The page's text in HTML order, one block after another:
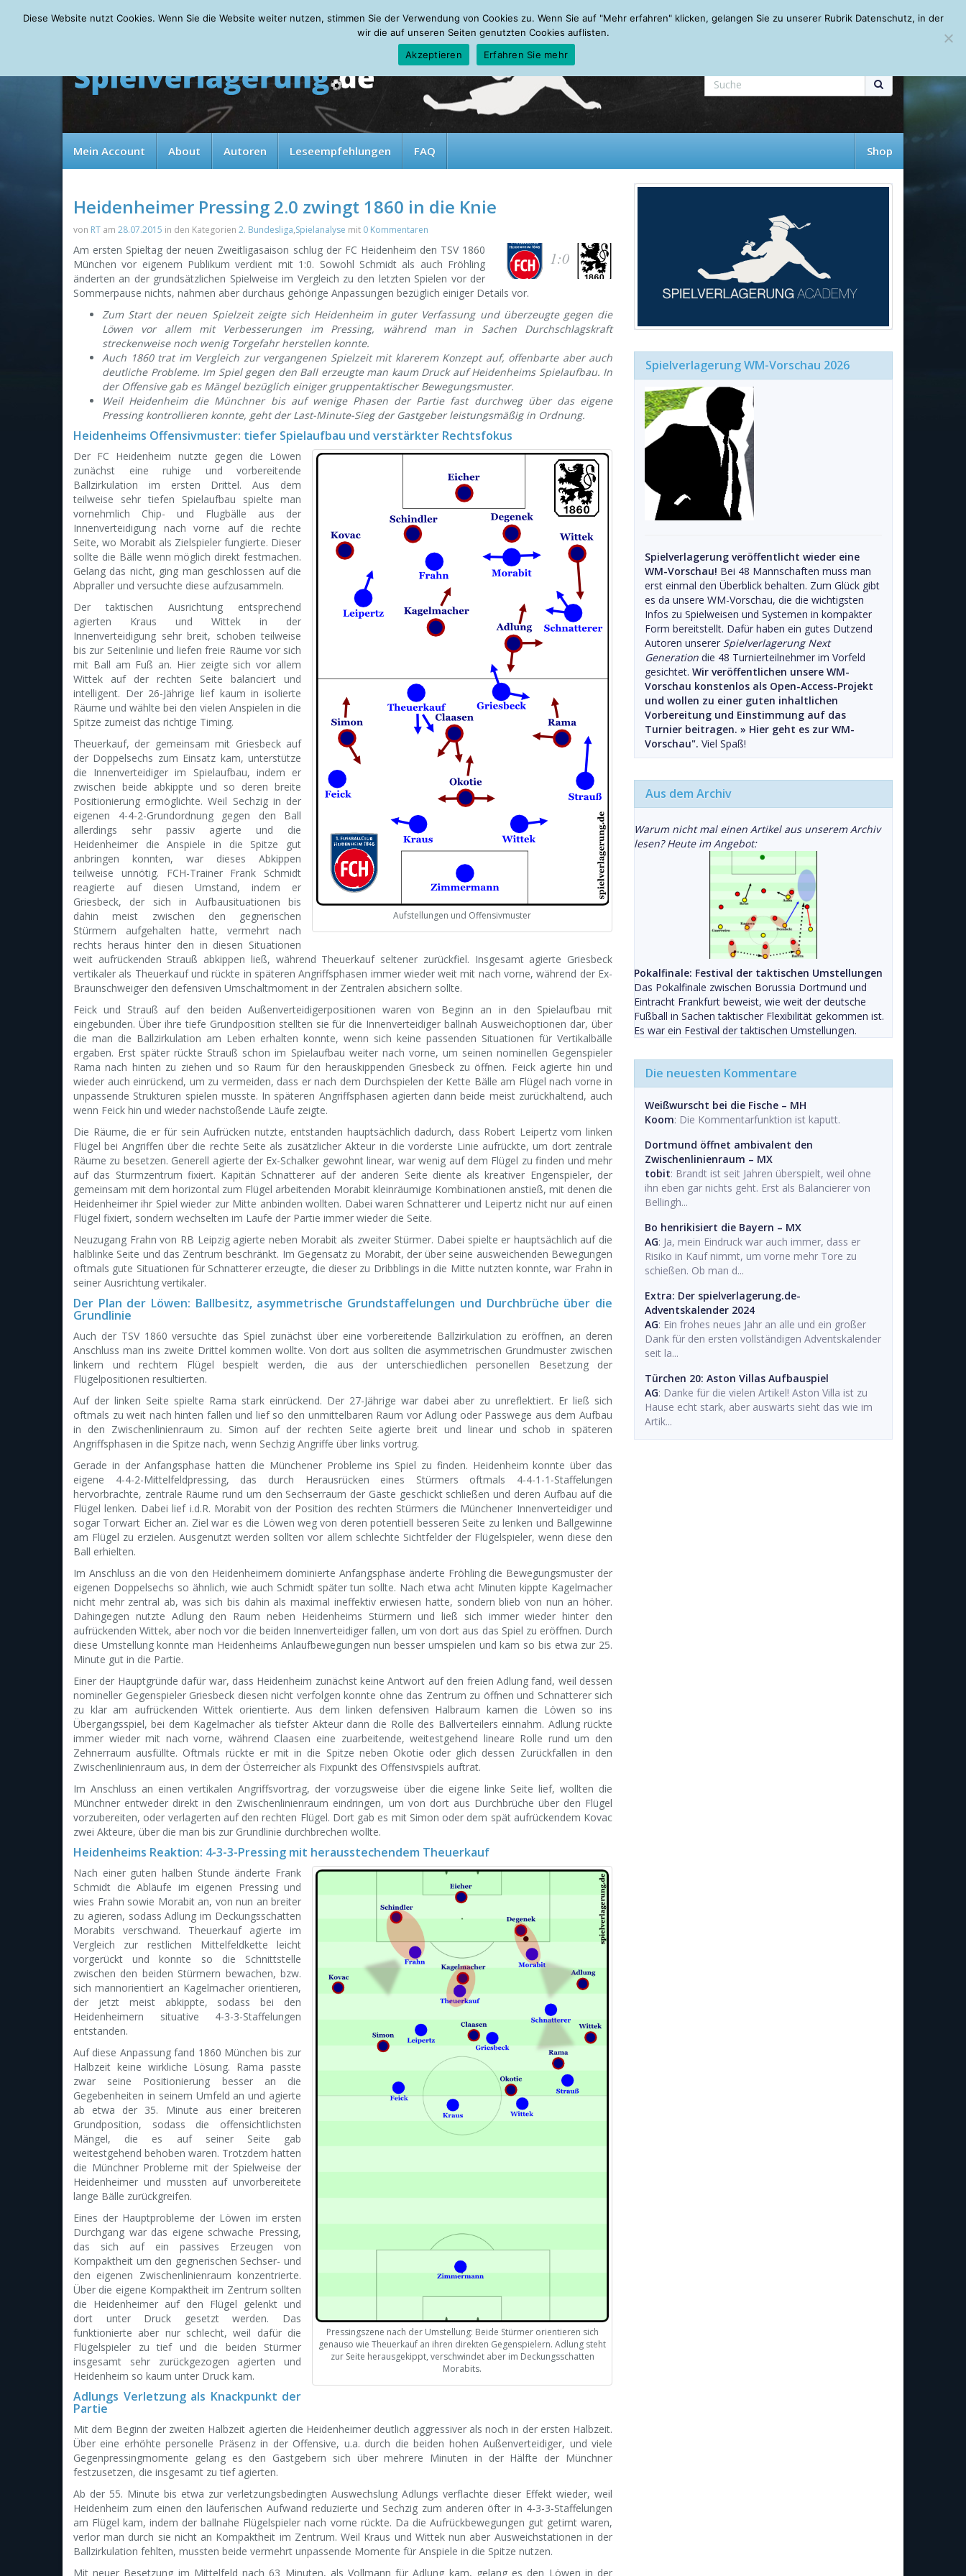
Friday, 07.08.2026 Mein Account About Autoren Leseempfehlungen FAQ
Mein Account About Autoren Leseempfehlungen FAQ Shop
Heidenheimer Pressing 2.0 zwingt 1860 in die Knie
von RT am 28.07.2015 in den Kategorien 2. Bundesliga,Spielanalyse mit 0 Kommentaren
1:0
Am ersten Spieltag der neuen Zweitligasaison schlug der FC Heidenheim den TSV 1860
München vor eigenem Publikum verdient mit 1:0. Sowohl Schmidt als auch Fröhling
änderten an der grundsätzlichen Spielweise im Vergleich zu den letzten Spielen vor der
Sommerpause nichts, nahmen aber durchaus gehörige Anpassungen bezüglich einiger Details vor.
Zum Start der neuen Spielzeit zeigte sich Heidenheim in guter Verfassung und überzeugte gegen die
Löwen vor allem mit Verbesserungen im Pressing, während man in Sachen Durchschlagskraft
streckenweise noch wenig Torgefahr herstellen konnte.
Auch 1860 trat im Vergleich zur vergangenen Spielzeit mit klarerem Konzept auf, offenbarte aber auch
deutliche Probleme. Im Spiel gegen den Ball erzeugte man kaum Druck auf Heidenheims Spielaufbau. In
der Offensive gab es Mängel bezüglich einiger gruppentaktischer Bewegungsmuster.
Weil Heidenheim die Münchner bis auf wenige Phasen der Partie fast durchweg über das eigene
Pressing kontrollieren konnte, geht der Last-Minute-Sieg der Gastgeber leistungsmäßig in Ordnung.
Heidenheims Offensivmuster: tiefer Spielaufbau und verstärkter Rechtsfokus
Aufstellungen und Offensivmuster
Der FC Heidenheim nutzte gegen die Löwen
zunächst eine ruhige und vorbereitende
Ballzirkulation im ersten Drittel. Aus dem
teilweise sehr tiefen Spielaufbau spielte man
vornehmlich Chip- und Flugbälle aus der
Innenverteidigung nach vorne auf die rechte
Seite, wo Morabit als Zielspieler fungierte. Dieser
sollte die Bälle wenn möglich direkt festmachen.
Gelang das nicht, ging man geschlossen auf die
Abpraller und versuchte diese aufzusammeln.
Der taktischen Ausrichtung entsprechend
agierten Kraus und Wittek in der
Innenverteidigung sehr breit, schoben teilweise
bis zur Seitenlinie und liefen freie Räume vor sich
mit Ball am Fuß an. Hier zeigte sich vor allem
Wittek auf der rechten Seite balanciert und
intelligent. Der 26-Jährige lief kaum in isolierte
Räume und wählte bei den vielen Anspielen in die
Spitze zumeist das richtige Timing.
Theuerkauf, der gemeinsam mit Griesbeck auf
der Doppelsechs zum Einsatz kam, unterstütze
die Innenverteidiger im Spielaufbau, indem er
zwischen beide abkippte und so deren breite
Positionierung ermöglichte. Weil Sechzig in der
eigenen 4-4-2-Grundordnung gegen den Ball
allerdings sehr passiv agierte und die
Heidenheimer die Anspiele in die Spitze gut
anbringen konnten, war dieses Abkippen
teilweise unnötig. FCH-Trainer Frank Schmidt
reagierte auf diesen Umstand, indem er
Griesbeck, der sich in Aufbausituationen bis
dahin meist zwischen den gegnerischen
Stürmern aufgehalten hatte, vermehrt nach
rechts heraus hinter den in diesen Situationen
weit aufrückenden Strauß abkippen ließ, während Theuerkauf seltener zurückfiel. Insgesamt agierte Griesbeck
vertikaler als Theuerkauf und rückte in späteren Angriffsphasen immer wieder weit mit nach vorne, während der Ex-
Braunschweiger den defensiven Umschaltmoment in der Zentralen absichern sollte.
Feick und Strauß auf den beiden Außenverteidigerpositionen waren von Beginn an in den Spielaufbau mit
eingebunden. Über ihre tiefe Grundposition stellten sie für die Innenverteidiger ballnah Ausweichoptionen dar, über
die man die Ballzirkulation am Leben erhalten konnte, wenn sich keine passenden Situationen für Vertikalbälle
ergaben. Erst später rückte Strauß schon im Spielaufbau weiter nach vorne, um seinen nominellen Gegenspieler
Rama nach hinten zu ziehen und so Raum für den herauskippenden Griesbeck zu öffnen. Feick agierte hin und
wieder auch einrückend, um zu vermeiden, dass er nach dem Durchspielen der Kette Bälle am Flügel nach vorne in
unpassende Strukturen spielen musste. In späteren Angriffsphasen agierten dann beide meist zurückhaltend, auch
wenn Feick hin und wieder nachstoßende Läufe zeigte.
Die Räume, die er für sein Aufrücken nutzte, entstanden hauptsächlich dadurch, dass Robert Leipertz vom linken
Flügel bei Angriffen über die rechte Seite als zusätzlicher Akteur in die vorderste Linie aufrückte, um dort zentrale
Räume zu besetzen. Generell agierte der Ex-Schalker gewohnt linear, war wenig auf dem Flügel zu finden und mehr
auf das Sturmzentrum fixiert. Kapitän Schnatterer auf der anderen Seite diente als kreativer Engenspieler, der
gemeinsam mit dem horizontal zum Flügel arbeitenden Morabit kleinräumige Kombinationen anstieß, mit denen die
Heidenheimer ihr Spiel wieder zur Mitte anbinden wollten. Dabei waren Schnatterer und Leipertz nicht nur auf einen
Flügel fixiert, sondern wechselten im Laufe der Partie immer wieder die Seite.
Neuzugang Frahn von RB Leipzig agierte neben Morabit als zweiter Stürmer. Dabei spielte er hauptsächlich auf die
halblinke Seite und das Zentrum beschränkt. Im Gegensatz zu Morabit, der über seine ausweichenden Bewegungen
oftmals gute Situationen für Schnatterer erzeugte, die dieser zu Dribblings in die Mitte nutzten konnte, war Frahn in
seiner Ausrichtung vertikaler.
Der Plan der Löwen: Ballbesitz, asymmetrische Grundstaffelungen und Durchbrüche über die
Grundlinie
Auch der TSV 1860 versuchte das Spiel zunächst über eine vorbereitende Ballzirkulation zu eröffnen, an deren
Anschluss man ins zweite Drittel kommen wollte. Von dort aus sollten die asymmetrischen Grundmuster zwischen
linkem und rechtem Flügel bespielt werden, die aus der unterschiedlichen personellen Besetzung der
Flügelpositionen resultierten.
Auf der linken Seite spielte Rama stark einrückend. Der 27-Jährige war dabei aber zu unreflektiert. Er ließ sich
oftmals zu weit nach hinten fallen und lief so den unmittelbaren Raum vor Adlung oder Passwege aus dem Aufbau
in den Zwischenlinienraum zu. Simon auf der rechten Seite agierte breit und linear und schob in späteren
Angriffsphasen in die Spitze nach, wenn Sechzig Angriffe über links vortrug.
Gerade in der Anfangsphase hatten die Münchener Probleme ins Spiel zu finden. Heidenheim konnte über das
eigene 4-4-2-Mittelfeldpressing, das durch Herausrücken eines Stürmers oftmals 4-4-1-1-Staffelungen
hervorbrachte, zentrale Räume rund um den Sechserraum der Gäste geschickt schließen und deren Aufbau auf die
Flügel lenken. Dabei lief i.d.R. Morabit von der Position des rechten Stürmers die Münchener Innenverteidiger und
sogar Torwart Eicher an. Ziel war es die Löwen weg von deren potentiell besseren Seite zu lenken und Ballgewinne
am Flügel zu erzielen. Ausgenutzt werden sollten vor allem schlechte Sichtfelder der Flügelspieler, wenn diese den
Ball erhielten.
Im Anschluss an die von den Heidenheimern dominierte Anfangsphase änderte Fröhling die Bewegungsmuster der
eigenen Doppelsechs so ähnlich, wie auch Schmidt später tun sollte. Nach etwa acht Minuten kippte Kagelmacher
nicht mehr zentral ab, was sich bis dahin als maximal ineffektiv erwiesen hatte, sondern blieb von nun an höher.
Dahingegen nutzte Adlung den Raum neben Heidenheims Stürmern und ließ sich immer wieder hinter den
aufrückenden Wittek, aber noch vor die beiden Innenverteidiger fallen, um von dort aus das Spiel zu eröffnen. Durch
diese Umstellung konnte man Heidenheims Anlaufbewegungen nun besser umspielen und kam so bis etwa zur 25.
Minute gut in die Partie.
Einer der Hauptgründe dafür war, dass Heidenheim zunächst keine Antwort auf den freien Adlung fand, weil dessen
nomineller Gegenspieler Griesbeck diesen nicht verfolgen konnte ohne das Zentrum zu öffnen und Schnatterer sich
zu klar am aufrückenden Wittek orientierte. Aus dem linken defensiven Halbraum kamen die Löwen so ins
Übergangsspiel, bei dem Kagelmacher als tiefster Akteur dann die Rolle des Ballverteilers einnahm. Adlung rückte
immer wieder mit nach vorne, während Claasen eine zuarbeitende, weitestgehend lineare Rolle rund um den
Zehnerraum ausfüllte. Oftmals rückte er mit in die Spitze neben Okotie oder glich dessen Zurückfallen in den
Zwischenlinienraum aus, in dem der Österreicher als Fixpunkt des Offensivspiels auftrat.
Im Anschluss an einen vertikalen Angriffsvortrag, der vorzugsweise über die eigene linke Seite lief, wollten die
Münchner entweder direkt in den Zwischenlinienraum eindringen, um von dort aus Durchbrüche über den Flügel
vorzubereiten, oder verlagerten auf den rechten Flügel. Dort gab es mit Simon oder dem spät aufrückendem Kovac
zwei Akteure, über die man bis zur Grundlinie durchbrechen wollte.
Heidenheims Reaktion: 4-3-3-Pressing mit herausstechendem Theuerkauf
Pressingszene nach der Umstellung: Beide Stürmer orientieren sich
genauso wie Theuerkauf an ihren direkten Gegenspielern. Adlung steht
zur Seite herausgekippt, verschwindet aber im Deckungsschatten
Morabits.
Nach einer guten halben Stunde änderte Frank
Schmidt die Abläufe im eigenen Pressing und
wies Frahn sowie Morabit an, von nun an breiter
zu agieren, sodass Adlung im Deckungsschatten
Morabits verschwand. Theuerkauf agierte im
Vergleich zur restlichen Mittelfeldkette leicht
vorgerückt und konnte so die Schnittstelle
zwischen den beiden Stürmern bewachen, bzw.
sich mannorientiert an Kagelmacher orientieren,
der jetzt meist abkippte, sodass bei den
Heidenheimern situative 4-3-3-Staffelungen
entstanden.
Auf diese Anpassung fand 1860 München bis zur
Halbzeit keine wirkliche Lösung. Rama passte
zwar seine Positionierung besser an die
Gegebenheiten in seinem Umfeld an und agierte
ab etwa der 35. Minute aus einer breiteren
Grundposition, sodass die offensichtlichsten
Mängel, die es auf seiner Seite gab
weitestgehend behoben waren. Trotzdem hatten
die Münchner Probleme mit der Spielweise der
Heidenheimer und mussten auf unvorbereitete
lange Bälle zurückgreifen.
Eines der Hauptprobleme der Löwen im ersten
Durchgang war das eigene schwache Pressing,
das sich auf ein passives Erzeugen von
Kompaktheit um den gegnerischen Sechser- und
den eigenen Zwischenlinienraum konzentrierte.
Über die eigene Kompaktheit im Zentrum sollten
die Heidenheimer auf den Flügel gelenkt und
dort unter Druck gesetzt werden. Das
funktionierte aber nur schlecht, weil dafür die
Flügelspieler zu tief und die beiden Stürmer
insgesamt sehr zurückgezogen agierten und
Heidenheim so kaum unter Druck kam.
Adlungs Verletzung als Knackpunkt der
Partie
Mit dem Beginn der zweiten Halbzeit agierten die Heidenheimer deutlich aggressiver als noch in der ersten Halbzeit.
Über eine erhöhte personelle Präsenz in der Offensive, u.a. durch die beiden hohen Außenverteidiger, und viele
Gegenpressingmomente gelang es den Gastgebern sich über mehrere Minuten in der Hälfte der Münchner
festzusetzen, die insgesamt zu tief agierten.
Ab der 55. Minute bis etwa zur verletzungsbedingten Auswechslung Adlungs verflachte dieser Effekt wieder, weil
Heidenheim zum einen den läuferischen Aufwand reduzierte und Sechzig zum anderen öfter in 4-3-3-Staffelungen
am Flügel kam, indem der ballnahe Flügelspieler nach vorne rückte. Da die Aufrückbewegungen gut getimt waren,
verlor man durch sie nicht an Kompaktheit im Zentrum. Weil Kraus und Wittek nun aber Ausweichstationen in der
Ballzirkulation fehlten, mussten beide vermehrt unpassende Momente für Anspiele in die Spitze nutzen.
Mit neuer Besetzung im Mittelfeld nach 63 Minuten, als Vollmann für Adlung kam, gelang es den Löwen in der
Spielverlagerung WM-Vorschau 2026
Spielverlagerung veröffentlicht wieder eine
WM-Vorschau! Bei 48 Mannschaften muss man
erst einmal den Überblick behalten. Zum Glück gibt
es da unsere WM-Vorschau, die die wichtigsten
Infos zu Spielweisen und Systemen in kompakter
Form bereitstellt. Dafür haben ein gutes Dutzend
Autoren unserer Spielverlagerung Next
Generation die 48 Turnierteilnehmer im Vorfeld
gesichtet. Wir veröffentlichen unsere WM-
Vorschau konstenlos als Open-Access-Projekt
und wollen zu einer guten inhaltlichen
Vorbereitung und Einstimmung auf das
Turnier beitragen. » Hier geht es zur WM-
Vorschau". Viel Spaß!
Aus dem Archiv
Warum nicht mal einen Artikel aus unserem Archiv
lesen? Heute im Angebot:
Pokalfinale: Festival der taktischen Umstellungen
Das Pokalfinale zwischen Borussia Dortmund und
Eintracht Frankfurt beweist, wie weit der deutsche
Fußball in Sachen taktischer Flexibilität gekommen ist.
Es war ein Festival der taktischen Umstellungen.
Die neuesten Kommentare
Weißwurscht bei die Fische – MH
Koom: Die Kommentarfunktion ist kaputt.
Dortmund öffnet ambivalent den
Zwischenlinienraum – MX
tobit: Brandt ist seit Jahren überspielt, weil ohne
ihn eben gar nichts geht. Erst als Balancierer von
Bellingh...
Bo henrikisiert die Bayern – MX
AG: Ja, mein Eindruck war auch immer, dass er
Risiko in Kauf nimmt, um vorne mehr Tore zu
schießen. Ob man d...
Extra: Der spielverlagerung.de-
Adventskalender 2024
AG: Ein frohes neues Jahr an alle und ein großer
Dank für den ersten vollständigen Adventskalender
seit la...
Türchen 20: Aston Villas Aufbauspiel
AG: Danke für die vielen Artikel! Aston Villa ist zu
Hause echt stark, aber auswärts sieht das wie im
Artik...
Diese Website nutzt Cookies. Wenn Sie die Website weiter nutzen, stimmen Sie der Verwendung von Cookies zu. Wenn Sie auf "Mehr erfahren" klicken, gelangen Sie zu unserer Rubrik Datenschutz, in der
wir die auf unseren Seiten genutzten Cookies auflisten.
Akzeptieren
Erfahren Sie mehr